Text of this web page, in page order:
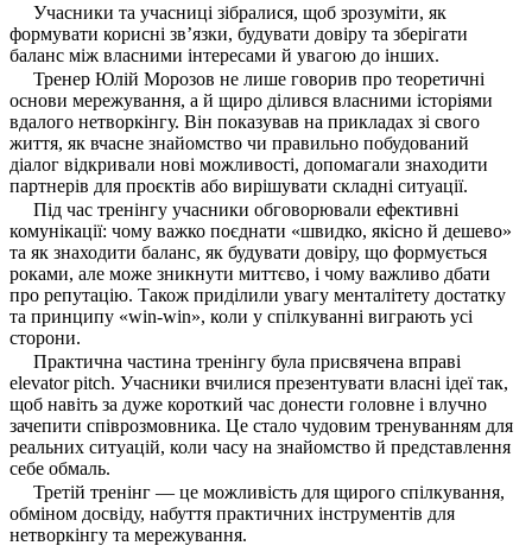
Учасники та учасниці зібралися, щоб зрозуміти, як
формувати корисні зв’язки, будувати довіру та зберігати
баланс між власними інтересами й увагою до інших.
Тренер Юлій Морозов не лише говорив про теоретичні
основи мережування, а й щиро ділився власними історіями
вдалого нетворкінгу. Він показував на прикладах зі свого
життя, як вчасне знайомство чи правильно побудований
діалог відкривали нові можливості, допомагали знаходити
партнерів для проєктів або вирішувати складні ситуації.
Під час тренінгу учасники обговорювали ефективні
комунікації: чому важко поєднати «швидко, якісно й дешево»
та як знаходити баланс, як будувати довіру, що формується
роками, але може зникнути миттєво, і чому важливо дбати
про репутацію. Також приділили увагу менталітету достатку
та принципу «win-win», коли у спілкуванні виграють усі
сторони.
Практична частина тренінгу була присвячена вправі
elevator pitch. Учасники вчилися презентувати власні ідеї так,
щоб навіть за дуже короткий час донести головне і влучно
зачепити співрозмовника. Це стало чудовим тренуванням для
реальних ситуацій, коли часу на знайомство й представлення
себе обмаль.
Третій тренінг — це можливість для щирого спілкування,
обміном досвіду, набуття практичних інструментів для
нетворкінгу та мережування.